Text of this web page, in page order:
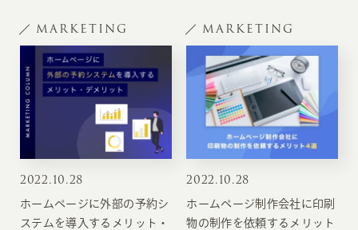
MARKETING
2022.10.28
ホームページに外部の予約シ
ステムを導入するメリット・
MARKETING
2022.10.28
ホームページ制作会社に印刷
物の制作を依頼するメリット